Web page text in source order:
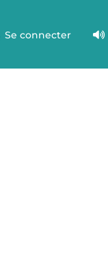
Se connecter